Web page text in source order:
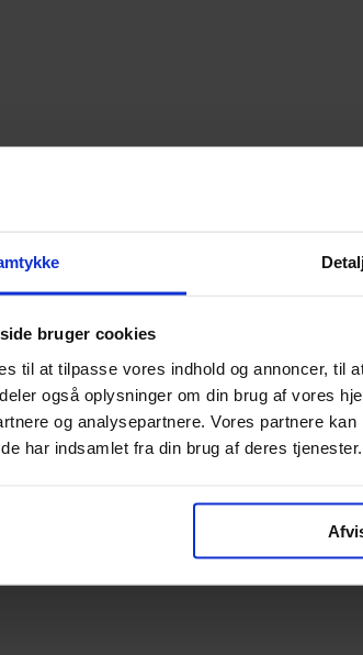
bruger cookies
til at tilpasse vores indhold og annoncer, til
også oplysninger om din brug af vores
og analysepartnere. Vores partnere
har indsamlet fra din brug af deres tjenester.